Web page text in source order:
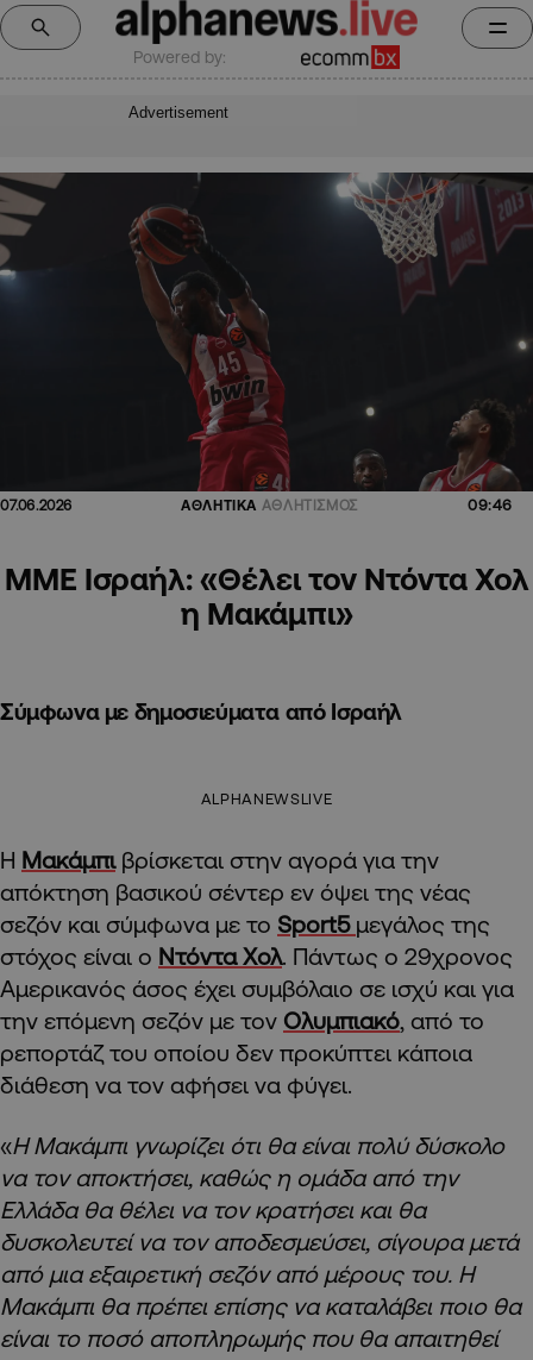
Powered by:
Advertisement
07.06.2026 ΑΘΛΗΤΙΚΑ ΑΘΛΗΤΙΣΜΟΣ 09:46
ΜΜΕ Ισραήλ: «Θέλει τον Ντόντα Χολ
η Μακάμπι»
Σύμφωνα με δημοσιεύματα από Ισραήλ
ALPHANEWSLIVE
Η Μακάμπι βρίσκεται στην αγορά για την
απόκτηση βασικού σέντερ εν όψει της νέας
σεζόν και σύμφωνα με το Sport5 μεγάλος της
στόχος είναι ο Ντόντα Χολ. Πάντως ο 29χρονος
Αμερικανός άσος έχει συμβόλαιο σε ισχύ και για
την επόμενη σεζόν με τον Ολυμπιακό, από το
ρεπορτάζ του οποίου δεν προκύπτει κάποια
διάθεση να τον αφήσει να φύγει.
«Η Μακάμπι γνωρίζει ότι θα είναι πολύ δύσκολο
να τον αποκτήσει, καθώς η ομάδα από την
Ελλάδα θα θέλει να τον κρατήσει και θα
δυσκολευτεί να τον αποδεσμεύσει, σίγουρα μετά
από μια εξαιρετική σεζόν από μέρους του. Η
Μακάμπι θα πρέπει επίσης να καταλάβει ποιο θα
είναι το ποσό αποπληρωμής που θα απαιτηθεί